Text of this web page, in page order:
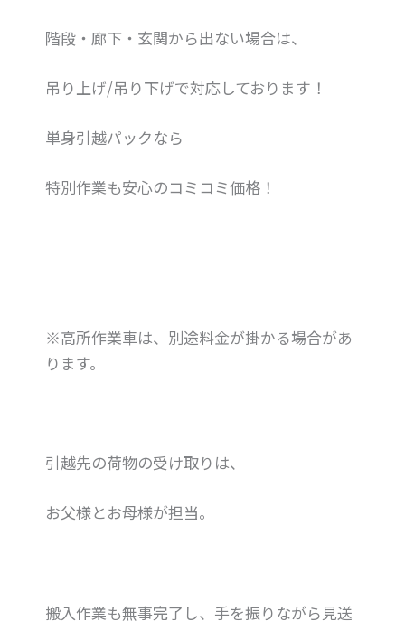
階段・廊下・玄関から出ない場合は、
吊り上げ/吊り下げで対応しております！
単身引越パックなら
特別作業も安心のコミコミ価格！
※高所作業車は、別途料金が掛かる場合があ
ります。
引越先の荷物の受け取りは、
お父様とお母様が担当。
搬入作業も無事完了し、手を振りながら見送